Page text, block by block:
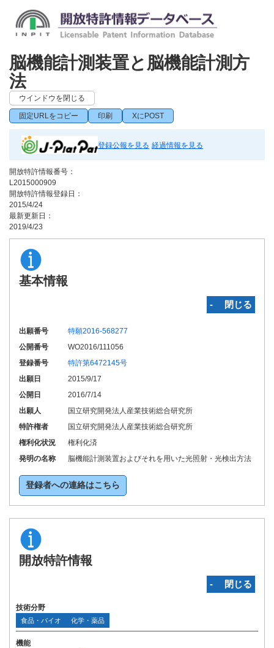
脳機能計測装置と脳機能計測方
法
ウインドウを閉じる
固定URLをコピー 印刷 XにPOST
登録公報を見る 経過情報を見る
開放特許情報番号：
L2015000909
開放特許情報登録日：
2015/4/24
最新更新日：
2019/4/23
基本情報
‐ 閉じる
出願番号
特願2016-568277
公開番号
WO2016/111056
登録番号
特許第6472145号
出願日
2015/9/17
公開日
2016/7/14
出願人
国立研究開発法人産業技術総合研究所
特許権者
国立研究開発法人産業技術総合研究所
権利化状況
権利化済
発明の名称
脳機能計測装置およびそれを用いた光照射・光検出方法
登録者への連絡はこちら
開放特許情報
‐ 閉じる
技術分野
食品・バイオ 化学・薬品
機能